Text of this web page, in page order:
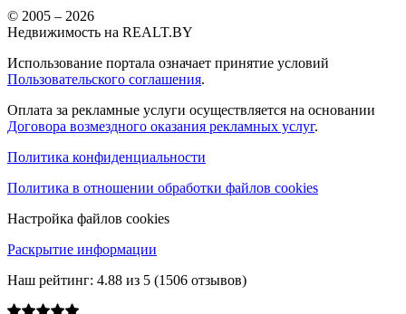
© 2005 – 2026
Недвижимость на REALT.BY
Использование портала означает принятие условий
Пользовательского соглашения.
Оплата за рекламные услуги осуществляется на основании
Договора возмездного оказания рекламных услуг.
Политика конфиденциальности
Политика в отношении обработки файлов cookies
Настройка файлов cookies
Раскрытие информации
Наш рейтинг: 4.88 из 5 (1506 отзывов)